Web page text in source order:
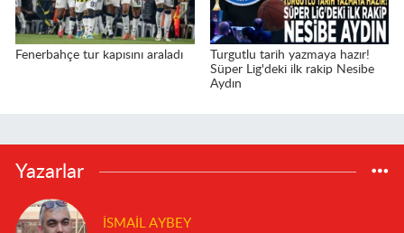
Fenerbahçe tur kapısını araladı
Turgutlu tarih yazmaya hazır!
Süper Lig'deki ilk rakip Nesibe
Aydın
Yazarlar
İSMAIL AYBEY